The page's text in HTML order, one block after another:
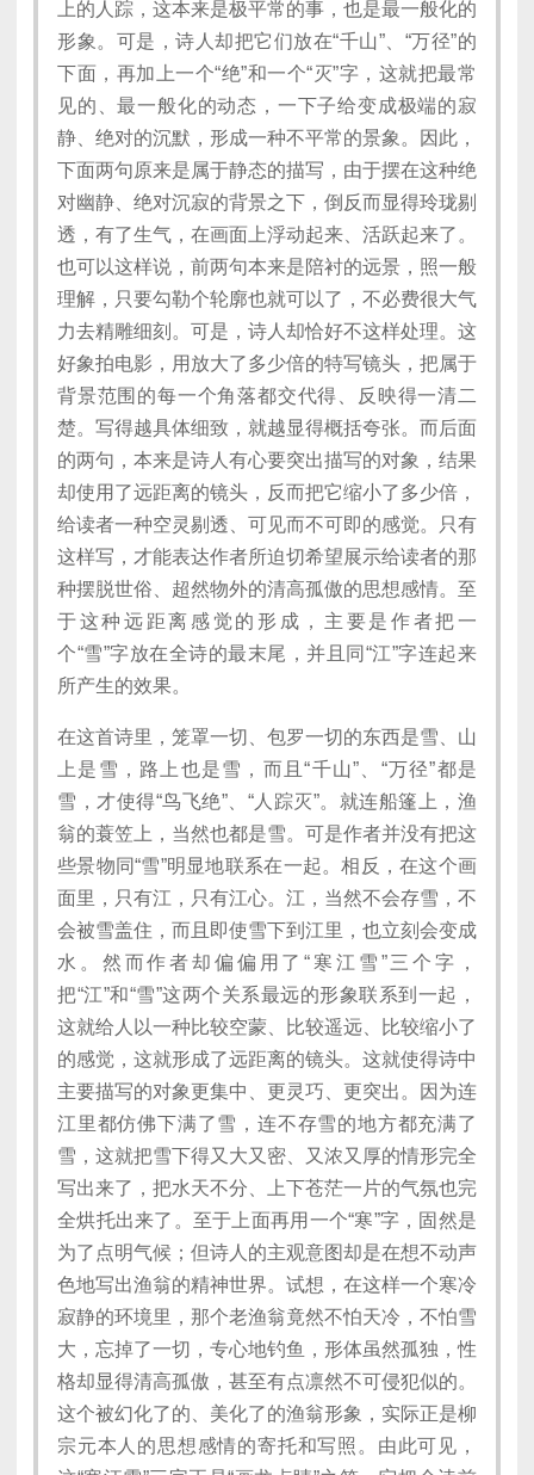
上的人踪，这本来是极平常的事，也是最一般化的
形象。可是，诗人却把它们放在“千山”、“万径”的
下面，再加上一个“绝”和一个“灭”字，这就把最常
见的、最一般化的动态，一下子给变成极端的寂
静、绝对的沉默，形成一种不平常的景象。因此，
下面两句原来是属于静态的描写，由于摆在这种绝
对幽静、绝对沉寂的背景之下，倒反而显得玲珑剔
透，有了生气，在画面上浮动起来、活跃起来了。
也可以这样说，前两句本来是陪衬的远景，照一般
理解，只要勾勒个轮廓也就可以了，不必费很大气
力去精雕细刻。可是，诗人却恰好不这样处理。这
好象拍电影，用放大了多少倍的特写镜头，把属于
背景范围的每一个角落都交代得、反映得一清二
楚。写得越具体细致，就越显得概括夸张。而后面
的两句，本来是诗人有心要突出描写的对象，结果
却使用了远距离的镜头，反而把它缩小了多少倍，
给读者一种空灵剔透、可见而不可即的感觉。只有
这样写，才能表达作者所迫切希望展示给读者的那
种摆脱世俗、超然物外的清高孤傲的思想感情。至
于这种远距离感觉的形成，主要是作者把一
个“雪”字放在全诗的最末尾，并且同“江”字连起来
所产生的效果。
在这首诗里，笼罩一切、包罗一切的东西是雪、山
上是雪，路上也是雪，而且“千山”、“万径”都是
雪，才使得“鸟飞绝”、“人踪灭”。就连船篷上，渔
翁的蓑笠上，当然也都是雪。可是作者并没有把这
些景物同“雪”明显地联系在一起。相反，在这个画
面里，只有江，只有江心。江，当然不会存雪，不
会被雪盖住，而且即使雪下到江里，也立刻会变成
水。然而作者却偏偏用了“寒江雪”三个字，
把“江”和“雪”这两个关系最远的形象联系到一起，
这就给人以一种比较空蒙、比较遥远、比较缩小了
的感觉，这就形成了远距离的镜头。这就使得诗中
主要描写的对象更集中、更灵巧、更突出。因为连
江里都仿佛下满了雪，连不存雪的地方都充满了
雪，这就把雪下得又大又密、又浓又厚的情形完全
写出来了，把水天不分、上下苍茫一片的气氛也完
全烘托出来了。至于上面再用一个“寒”字，固然是
为了点明气候；但诗人的主观意图却是在想不动声
色地写出渔翁的精神世界。试想，在这样一个寒冷
寂静的环境里，那个老渔翁竟然不怕天冷，不怕雪
大，忘掉了一切，专心地钓鱼，形体虽然孤独，性
格却显得清高孤傲，甚至有点凛然不可侵犯似的。
这个被幻化了的、美化了的渔翁形象，实际正是柳
宗元本人的思想感情的寄托和写照。由此可见，